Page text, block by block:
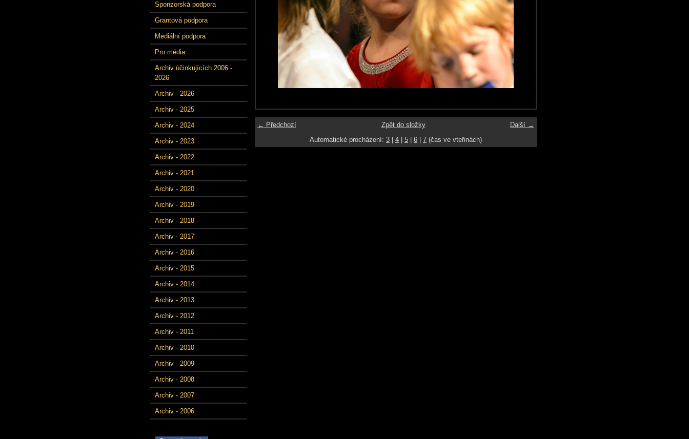
Sponzorská podpora
Grantová podpora
Mediální podpora
Pro média
Archiv účinkujících 2006 -
2026
Archiv - 2026
Archiv - 2025
Archiv - 2024
Archiv - 2023
Archiv - 2022
Archiv - 2021
Archiv - 2020
Archiv - 2019
Archiv - 2018
Archiv - 2017
Archiv - 2016
Archiv - 2015
Archiv - 2014
Archiv - 2013
Archiv - 2012
Archiv - 2011
Archiv - 2010
Archiv - 2009
Archiv - 2008
Archiv - 2007
Archiv - 2006
← Předchozí Další →
Zpět do složky
Automatické procházení: 3 4 5 6 7 (čas ve vteřinách)